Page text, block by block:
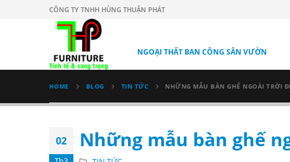
CÔNG TY TNHH HÙNG THUẬN PHÁT
NGOẠI THẤT BAN CÔNG SÂN VƯỜN
HOME BLOG TIN TỨC NHỮNG MẪU BÀN GHẾ NGOÀI TRỜI
02 Những mẫu bàn ghế